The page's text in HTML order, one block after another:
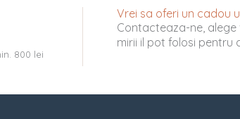
800 lei
Vrei sa oferi un cadou
Contacteaza-ne,
mirii il pot folosi pentru